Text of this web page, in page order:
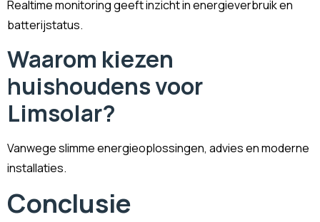
Realtime monitoring geeft inzicht in energieverbruik en
batterijstatus.
Waarom kiezen
huishoudens voor
Limsolar?
Vanwege slimme energieoplossingen, advies en moderne
installaties.
Conclusie